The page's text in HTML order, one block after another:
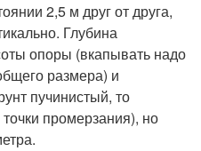
2,5 м друг от друга,
Глубина
опоры (вкапывать надо
размера) и
пучинистый, то
промерзания), но